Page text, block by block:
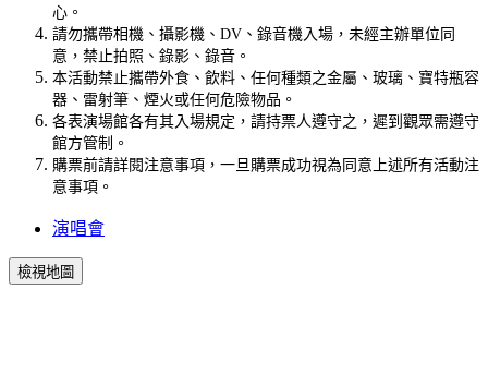
心。
請勿攜帶相機、攝影機、DV、錄音機入場，未經主辦單位同
意，禁止拍照、錄影、錄音。
本活動禁止攜帶外食、飲料、任何種類之金屬、玻璃、寶特瓶容
器、雷射筆、煙火或任何危險物品。
各表演場館各有其入場規定，請持票人遵守之，遲到觀眾需遵守
館方管制。
購票前請詳閱注意事項，一旦購票成功視為同意上述所有活動注
意事項。
演唱會
檢視地圖